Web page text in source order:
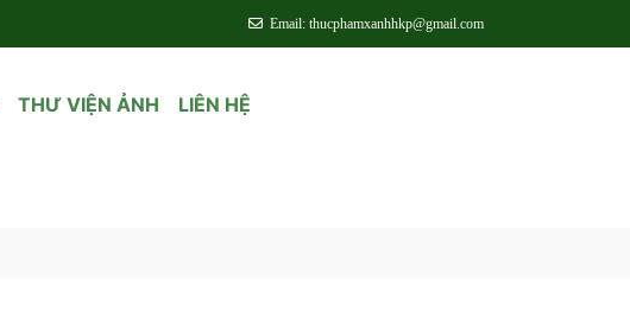
Email: thucphamxanhhkp@gmail.com
THƯ VIỆN ẢNH LIÊN HỆ